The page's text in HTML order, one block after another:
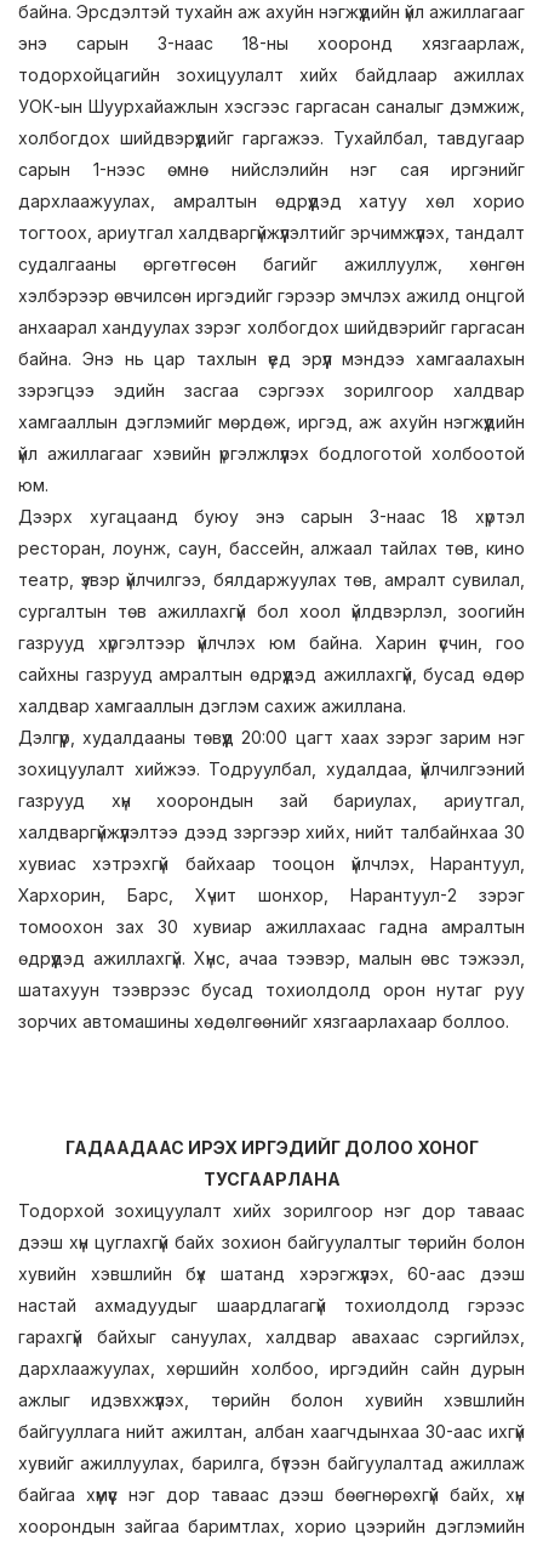
байна. Эрсдэлтэй тухайн аж ахуйн нэгжүүдийн үйл ажиллагааг
энэ сарын 3-наас 18-ны хооронд хязгаарлаж,
тодорхойцагийн зохицуулалт хийх байдлаар ажиллах
УОК-ын Шуурхайажлын хэсгээс гаргасан саналыг дэмжиж,
холбогдох шийдвэрүүдийг гаргажээ. Тухайлбал, тавдугаар
сарын 1-нээс өмнө нийслэлийн нэг сая иргэнийг
дархлаажуулах, амралтын өдрүүдэд хатуу хөл хорио
тогтоох, ариутгал халдваргүйжүүлэлтийг эрчимжүүлэх, тандалт
судалгааны өргөтгөсөн багийг ажиллуулж, хөнгөн
хэлбэрээр өвчилсөн иргэдийг гэрээр эмчлэх ажилд онцгой
анхаарал хандуулах зэрэг холбогдох шийдвэрийг гаргасан
байна. Энэ нь цар тахлын үед эрүүл мэндээ хамгаалахын
зэрэгцээ эдийн засгаа сэргээх зорилгоор халдвар
хамгааллын дэглэмийг мөрдөж, иргэд, аж ахуйн нэгжүүдийн
үйл ажиллагааг хэвийн үргэлжлүүлэх бодлоготой холбоотой
юм.
Дээрх хугацаанд буюу энэ сарын 3-наас 18 хүртэл
ресторан, лоунж, саун, бассейн, алжаал тайлах төв, кино
театр, үзвэр үйлчилгээ, бялдаржуулах төв, амралт сувилал,
сургалтын төв ажиллахгүй бол хоол үйлдвэрлэл, зоогийн
газрууд хүргэлтээр үйлчлэх юм байна. Харин үсчин, гоо
сайхны газрууд амралтын өдрүүдэд ажиллахгүй, бусад өдөр
халдвар хамгааллын дэглэм сахиж ажиллана.
Дэлгүүр, худалдааны төвүүд 20:00 цагт хаах зэрэг зарим нэг
зохицуулалт хийжээ. Тодруулбал, худалдаа, үйлчилгээний
газрууд хүн хоорондын зай бариулах, ариутгал,
халдваргүйжүүлэлтээ дээд зэргээр хийх, нийт талбайнхаа 30
хувиас хэтрэхгүй байхаар тооцон үйлчлэх, Нарантуул,
Хархорин, Барс, Хүчит шонхор, Нарантуул-2 зэрэг
томоохон зах 30 хувиар ажиллахаас гадна амралтын
өдрүүдэд ажиллахгүй. Хүнс, ачаа тээвэр, малын өвс тэжээл,
шатахуун тээврээс бусад тохиолдолд орон нутаг руу
зорчих автомашины хөдөлгөөнийг хязгаарлахаар боллоо.
ГАДААДААС ИРЭХ ИРГЭДИЙГ ДОЛОО ХОНОГ
ТУСГААРЛАНА
Тодорхой зохицуулалт хийх зорилгоор нэг дор таваас
дээш хүн цуглахгүй байх зохион байгуулалтыг төрийн болон
хувийн хэвшлийн бүх шатанд хэрэгжүүлэх, 60-аас дээш
настай ахмадуудыг шаардлагагүй тохиолдолд гэрээс
гарахгүй байхыг сануулах, халдвар авахаас сэргийлэх,
дархлаажуулах, хөршийн холбоо, иргэдийн сайн дурын
ажлыг идэвхжүүлэх, төрийн болон хувийн хэвшлийн
байгууллага нийт ажилтан, албан хаагчдынхаа 30-аас ихгүй
хувийг ажиллуулах, барилга, бүтээн байгуулалтад ажиллаж
байгаа хүмүүс нэг дор таваас дээш бөөгнөрөхгүй байх, хүн
хоорондын зайгаа баримтлах, хорио цээрийн дэглэмийн